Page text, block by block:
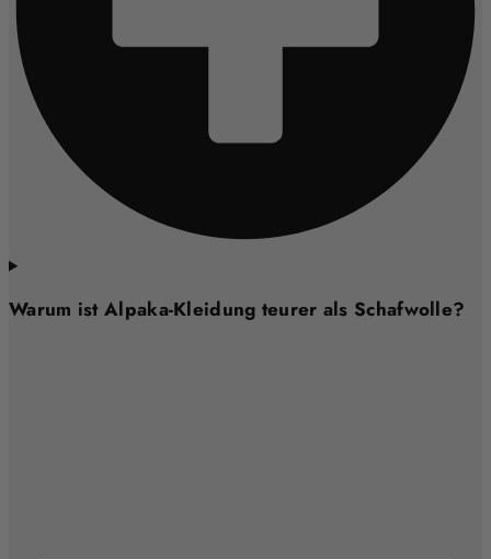
Warum ist Alpaka-Kleidung teurer als Schafwolle?